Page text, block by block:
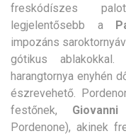
freskódíszes
legjelentősebb a
impozáns
gótikus
harangtornya enyhén
észrevehető.
festőnek,
Pordenone), akinek